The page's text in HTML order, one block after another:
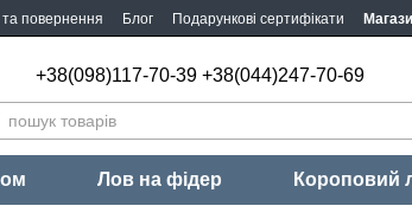
повернення Блог Подарункові сертифікати
+38(098)117-70-39 +38(044)247-70-69
Лов на фідер Короповий